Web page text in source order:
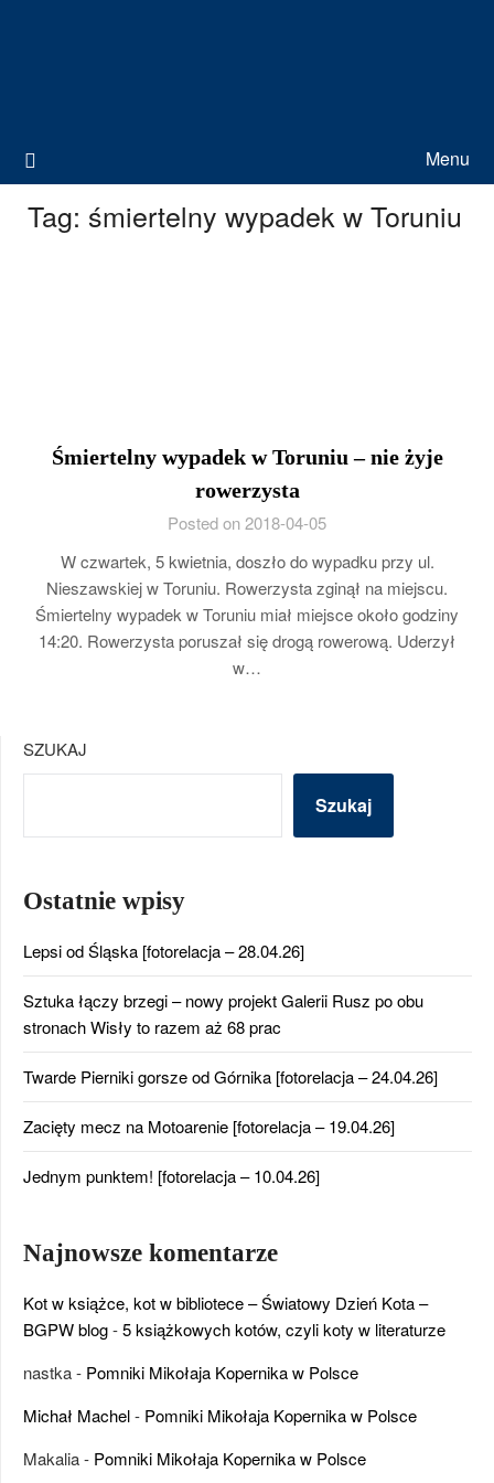
Menu
Tag: śmiertelny wypadek w Toruniu
Śmiertelny wypadek w Toruniu – nie żyje
rowerzysta
Posted on 2018-04-05
W czwartek, 5 kwietnia, doszło do wypadku przy ul.
Nieszawskiej w Toruniu. Rowerzysta zginął na miejscu.
Śmiertelny wypadek w Toruniu miał miejsce około godziny
14:20. Rowerzysta poruszał się drogą rowerową. Uderzył
w…
SZUKAJ
Szukaj
Ostatnie wpisy
Lepsi od Śląska [fotorelacja – 28.04.26]
Sztuka łączy brzegi – nowy projekt Galerii Rusz po obu
stronach Wisły to razem aż 68 prac
Twarde Pierniki gorsze od Górnika [fotorelacja – 24.04.26]
Zacięty mecz na Motoarenie [fotorelacja – 19.04.26]
Jednym punktem! [fotorelacja – 10.04.26]
Najnowsze komentarze
Kot w książce, kot w bibliotece – Światowy Dzień Kota –
BGPW blog-5 książkowych kotów, czyli koty w literaturze
nastka- Pomniki Mikołaja Kopernika w Polsce
Michał Machel- Pomniki Mikołaja Kopernika w Polsce
Makalia- Pomniki Mikołaja Kopernika w Polsce